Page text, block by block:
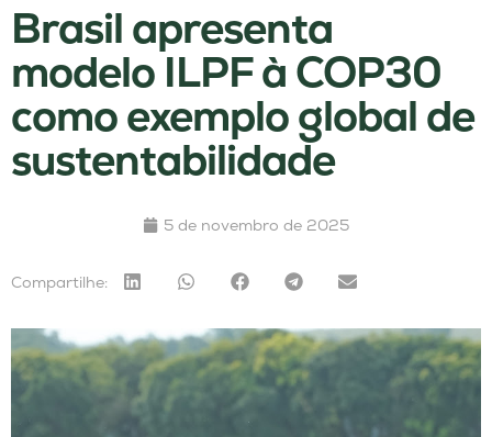
Brasil apresenta
modelo ILPF à COP30
como exemplo global de
sustentabilidade
5 de novembro de 2025
Compartilhe: